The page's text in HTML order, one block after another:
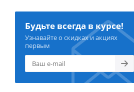
Будьте всегда в курсе!
Узнавайте о скидках и акциях
первым